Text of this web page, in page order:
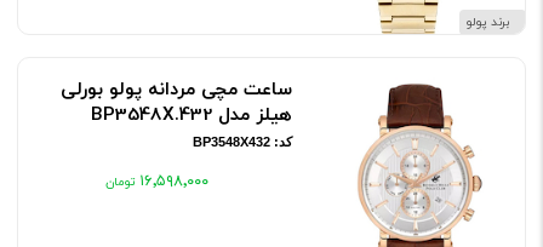
برند پولو
ساعت مچی مردانه پولو بورلی
هیلز مدل BP3548X.432
کد: BP3548X432
۱۶٬۵۹۸٬۰۰۰